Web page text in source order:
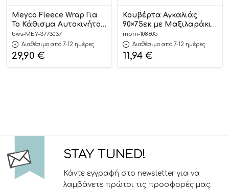
Meyco Fleece Wrap Για
Το Κάθισμα Αυτοκινήτου
Cheetah Honey Gold
bws-MEY-3773037
Διαθέσιμο από 7-12 ημέρες
29,90 €
Κουβέρτα Αγκαλιάς
90×75εκ με Μαξιλαράκι
Sammy Blue
3800146267575 –
Cangaroo
moni-108605
Διαθέσιμο από 7-12 ημέρες
11,94 €
STAY TUNED!
Κάντε εγγραφή στο newsletter για να
λαμβάνετε πρώτοι τις προσφορές μας.